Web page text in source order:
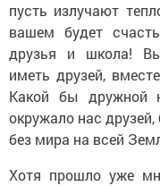
пусть излучают
вашем будет
друзья и школа!
иметь друзей,
Какой бы дружной
окружало нас
без мира на всей
Хотя прошло уже